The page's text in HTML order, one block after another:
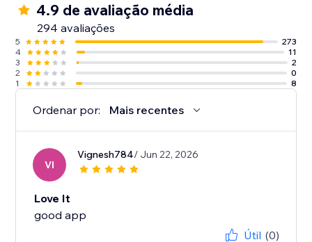
4.9 de avaliação média
294 avaliações
5
273
4
11
3
2
2
0
1
8
Ordenar por: Mais recentes
VI
Vignesh784/ Jun 22, 2026
Love It
good app
Útil (0)